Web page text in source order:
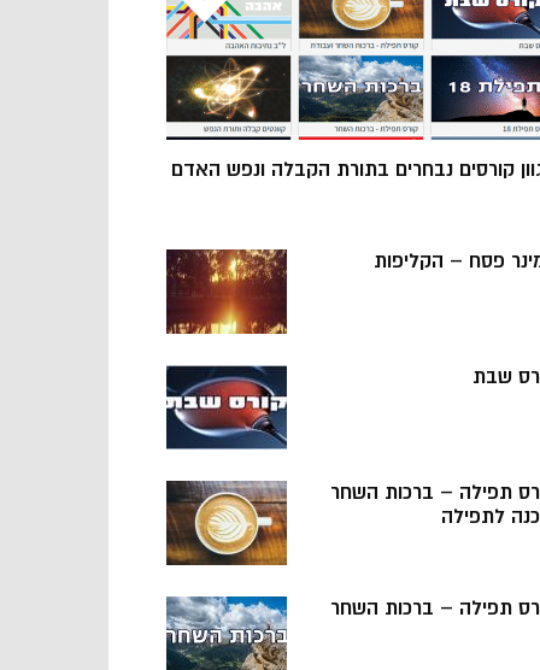
קורסים נבחרים בתורת הקבלה ונפש האדם
פסח – הקליפות
שבת
תפילה – ברכות השחר
לתפילה
תפילה – ברכות השחר